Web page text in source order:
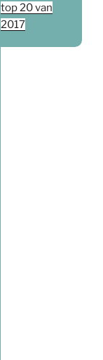
top 20 van
2017